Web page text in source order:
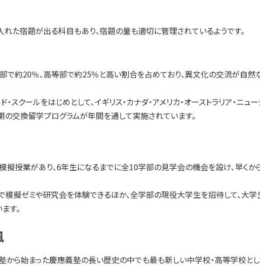
た宿題が出る科目もあり、宿題の量も適切に管理されているようです。
約20％、高等部で約25％と高い割合を占めており、異文化の交流が自
スクールをはじめとして、イギリス・カナダ・アメリカ・オーストラリア・ニュ
交換留学プログラムが年間を通して実施されています。
擬授業があり、6年生になるまでに全10学部の見学会の機会を設け、早くか
模擬ゼミや研究会を体験できるほか、全学部の現役大学生を招待して、大
す。
ら始まった慶應義塾の長い歴史の中でも最も新しい中学校・高等学校と